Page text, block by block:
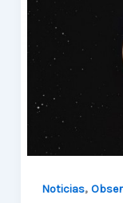
Ciencia
Tecnología
Noticias,